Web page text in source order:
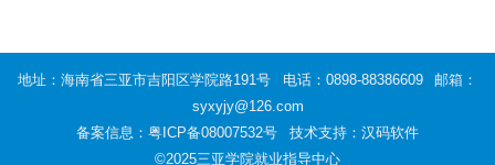
地址：海南省三亚市吉阳区学院路191号 电话：0898-88386609
邮箱：
syxyjy@126.com
备案信息：粤ICP备08007532号
技术支持：汉码软件
©2025三亚学院就业指导中心